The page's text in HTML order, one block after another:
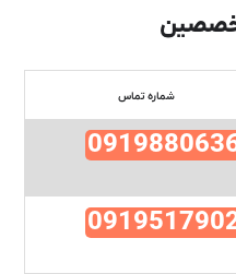
شماره تماس